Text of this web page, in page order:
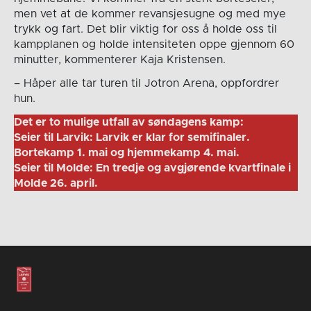
men vet at de kommer revansjesugne og med mye
trykk og fart. Det blir viktig for oss å holde oss til
kampplanen og holde intensiteten oppe gjennom 60
minutter, kommenterer Kaja Kristensen.
– Håper alle tar turen til Jotron Arena, oppfordrer
hun.
Det er to mulige utfall av søndagens kamp:
Seier til Larvik: Larvik er klar for semifinaler.
Bortekamp 1. mai og hjemmekamp 4. mai.
Seier til Molde: En tredje og avgjørende kvartfinale i
Molde 26. april.